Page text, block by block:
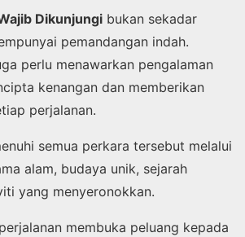
Dikunjungi bukan sekadar
pemandangan indah.
perlu menawarkan pengalaman
kenangan dan memberikan
perjalanan.
semua perkara tersebut melalui
alam, budaya unik, sejarah
yang menyeronokkan.
membuka peluang kepada